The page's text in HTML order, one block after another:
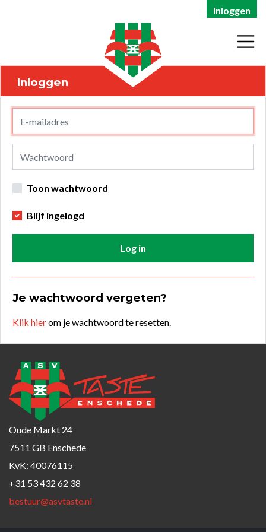
Inloggen
Inloggen
Toon wachtwoord
Blijf ingelogd
Log in
Je wachtwoord vergeten?
Klik hierom je wachtwoord te resetten.
Oude Markt 24
7511 GB Enschede
KvK: 40076115
+31 53 432 62 38
bestuur@asvtaste.nl